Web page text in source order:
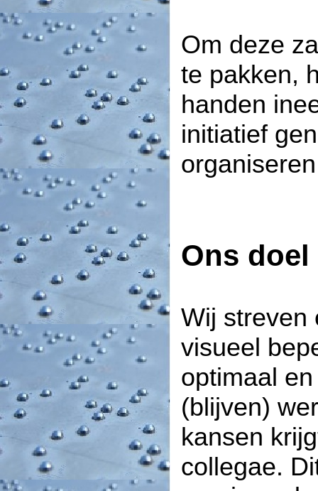
Om deze
te pakken,
handen
initiatief
Ons doel
Wij streven
visueel
optimaal
(blijven)
kansen
collegae.